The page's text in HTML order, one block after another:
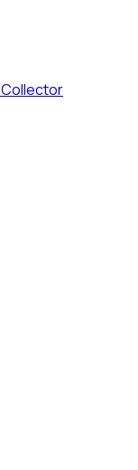
Collector